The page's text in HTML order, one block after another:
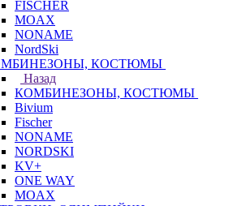
FISCHER
MOAX
NONAME
NordSki
КОСТЮМЫ
Назад
КОМБИНЕЗОНЫ, КОСТЮМЫ
Bivium
Fischer
NONAME
NORDSKI
KV+
ONE WAY
MOAX